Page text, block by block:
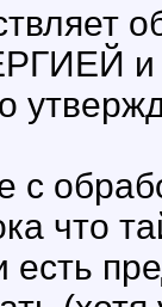
и
с
что
есть